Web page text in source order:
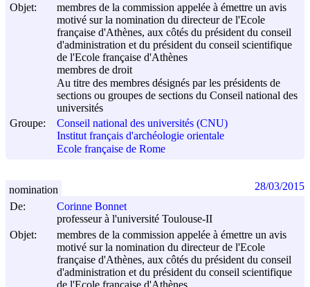
Objet:
membres de la commission appelée à émettre un avis
motivé sur la nomination du directeur de l'Ecole
française d'Athènes, aux côtés du président du conseil
d'administration et du président du conseil scientifique
de l'Ecole française d'Athènes
membres de droit
Au titre des membres désignés par les présidents de
sections ou groupes de sections du Conseil national des
universités
Groupe:
Conseil national des universités (CNU)
Institut français d'archéologie orientale
Ecole française de Rome
De:
Corinne Bonnet
professeur à l'université Toulouse-II
Objet:
membres de la commission appelée à émettre un avis
motivé sur la nomination du directeur de l'Ecole
française d'Athènes, aux côtés du président du conseil
d'administration et du président du conseil scientifique
nomination 28/03/2015